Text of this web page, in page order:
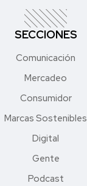
SECCIONES
Comunicación
Mercadeo
Consumidor
Marcas Sostenibles
Digital
Gente
Podcast